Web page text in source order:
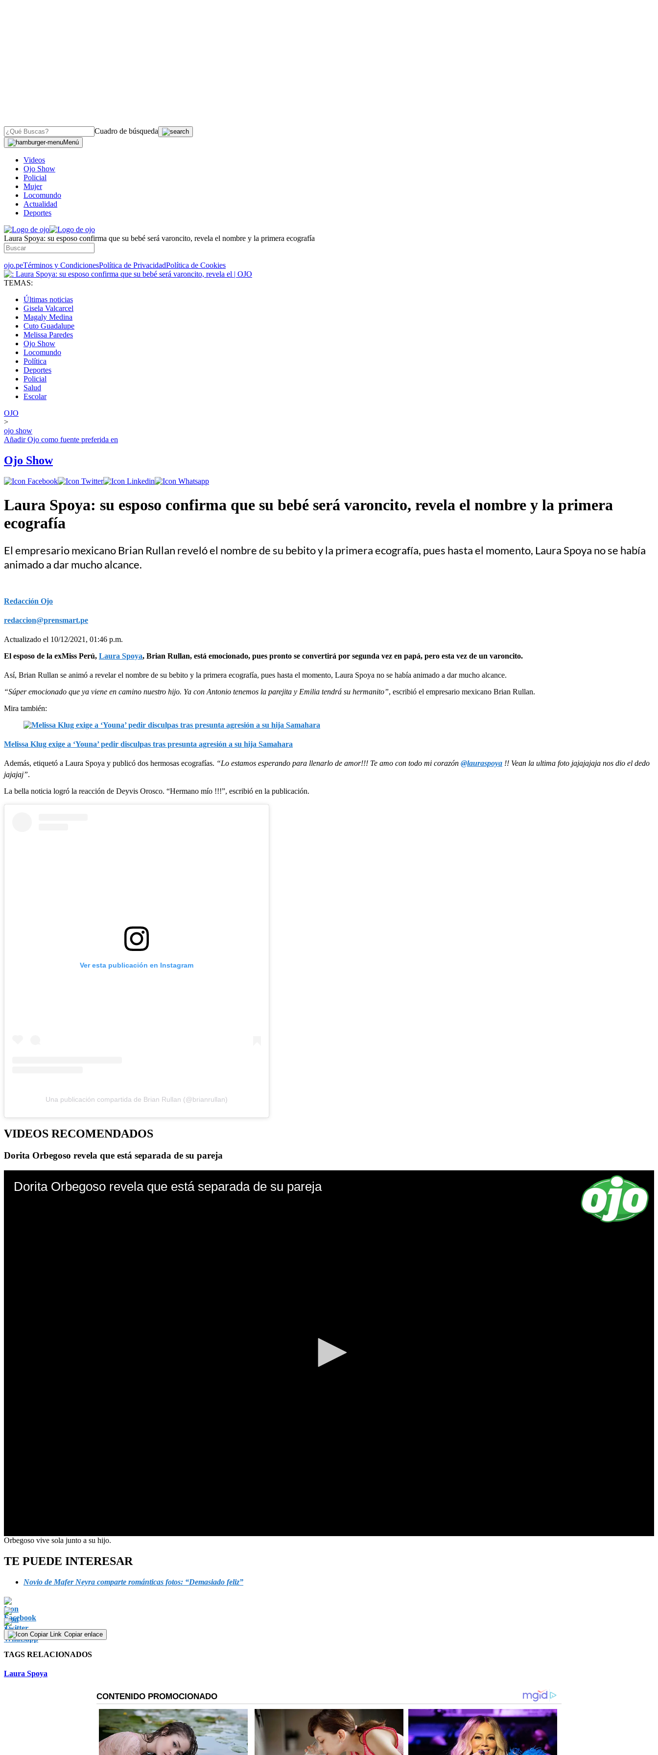
Cuadro de búsqueda
Menú
Videos
Ojo Show
Policial
Mujer
Locomundo
Actualidad
Deportes
Laura Spoya: su esposo confirma que su bebé será varoncito, revela el nombre y la primera ecografía
ojo.peTérminos y CondicionesPolítica de PrivacidadPolítica de Cookies
TEMAS:
Últimas noticias
Gisela Valcarcel
Magaly Medina
Cuto Guadalupe
Melissa Paredes
Ojo Show
Locomundo
Política
Deportes
Policial
Salud
Escolar
OJO
>
ojo show
AñadirOjo como fuente preferida en
Ojo Show
Laura Spoya: su esposo confirma que su bebé será varoncito, revela el nombre y la primera
ecografía
El empresario mexicano Brian Rullan reveló el nombre de su bebito y la primera ecografía, pues hasta el momento, Laura Spoya no se había
animado a dar mucho alcance.
Redacción Ojo
redaccion@prensmart.pe
Actualizado el 10/12/2021, 01:46 p.m.
El esposo de la exMiss Perú, Laura Spoya, Brian Rullan, está emocionado, pues pronto se convertirá por segunda vez en papá, pero esta vez de un varoncito.
Así, Brian Rullan se animó a revelar el nombre de su bebito y la primera ecografía, pues hasta el momento, Laura Spoya no se había animado a dar mucho alcance.
“Súper emocionado que ya viene en camino nuestro hijo. Ya con Antonio tenemos la parejita y Emilia tendrá su hermanito”, escribió el empresario mexicano Brian Rullan.
Mira también:
Melissa Klug exige a ‘Youna’ pedir disculpas tras presunta agresión a su hija Samahara
Además, etiquetó a Laura Spoya y publicó dos hermosas ecografías. “Lo estamos esperando para llenarlo de amor!!! Te amo con todo mi corazón @lauraspoya !! Vean la ultima foto jajajajaja nos dio el dedo
jajajaj”.
La bella noticia logró la reacción de Deyvis Orosco. “Hermano mío !!!”, escribió en la publicación.
Ver esta publicación en Instagram
Una publicación compartida de Brian Rullan (@brianrullan)
VIDEOS RECOMENDADOS
Dorita Orbegoso revela que está separada de su pareja
Dorita Orbegoso revela que está separada de su pareja
0
seconds
0
Orbegoso vive sola junto a su hijo.
TE PUEDE INTERESAR
Novio de Mafer Neyra comparte románticas fotos: “Demasiado feliz”
Copiar enlace
TAGS RELACIONADOS
Laura Spoya